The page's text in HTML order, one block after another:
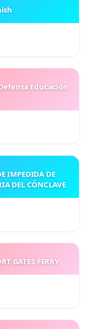
Educación
IMPEDIDA DE
DEL CÓNCLAVE
GATES FERRY